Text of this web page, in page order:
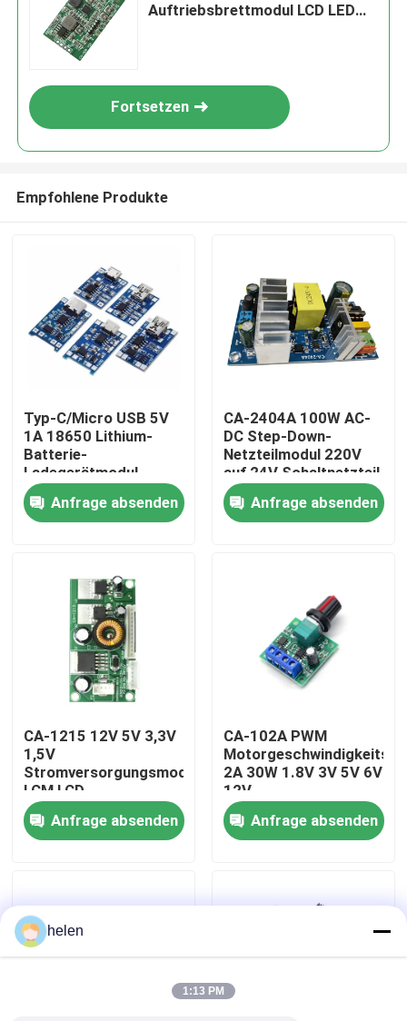
Zu Hause
Über uns
Werksbesichtigung
Kontaktieren Sie uns
Neuigkeiten
Blog
Auftriebsbrettmodul LCD LED
Fortsetzen
Empfohlene Produkte
Typ-C/Micro USB 5V
1A 18650 Lithium-
Batterie-
Ladegerätmodul
TP4056 mit Schutz
und Dual-Funktionen
Anfrage absenden
CA-2404A 100W AC-
DC Step-Down-
Netzteilmodul 220V
auf 24V Schaltnetzteil
Anfrage absenden
CA-1215 12V 5V 3,3V
1,5V
Stromversorgungsmodul
LCM LCD
Anfrage absenden
CA-102A PWM
2A 30W 1.8V 3V 5V 6V
12V
Anfrage absenden
helen
1:13 PM